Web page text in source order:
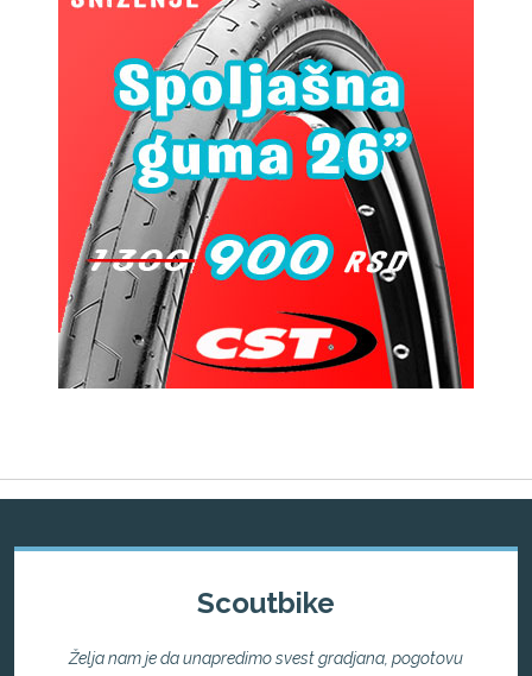
Scoutbike
Želja nam je da unapredimo svest gradjana, pogotovu